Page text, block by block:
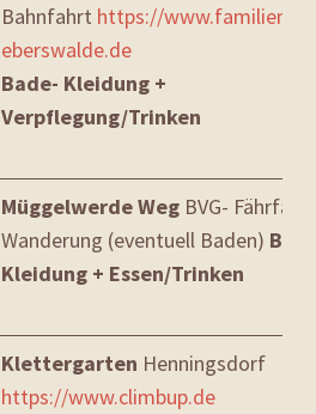
Bahnfahrt https://
eberswalde.de
Bade- Kleidung +
Verpflegung/Trinken
Müggelwerde Weg BVG-
Wanderung (eventuell Baden)
Kleidung + Essen/Trinken
Klettergarten Henningsdorf
https://www.climbup.de